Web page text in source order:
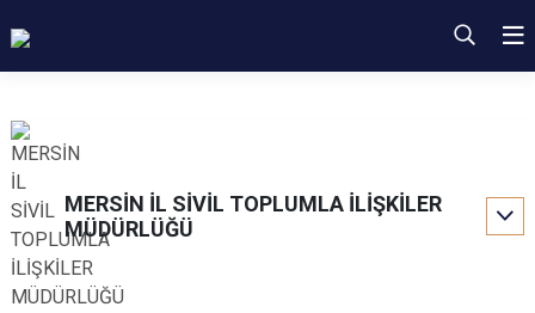
MERSİN İL SİVİL TOPLUMLA İLİŞKİLER
MÜDÜRLÜĞÜ